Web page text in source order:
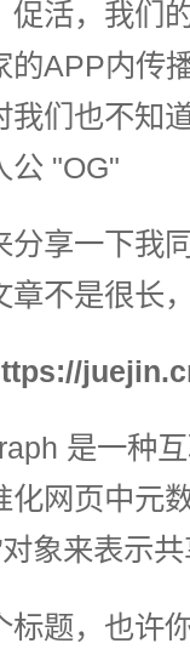
促活，我们
的APP内传
我们也不知
公 "OG"
分享一下我
章不是很长
是一种
化网页中元
对象来表示
标题，也许